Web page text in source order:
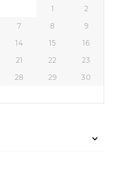
1
2
7 8
9
14 15
16
21 22
23
28 29
30